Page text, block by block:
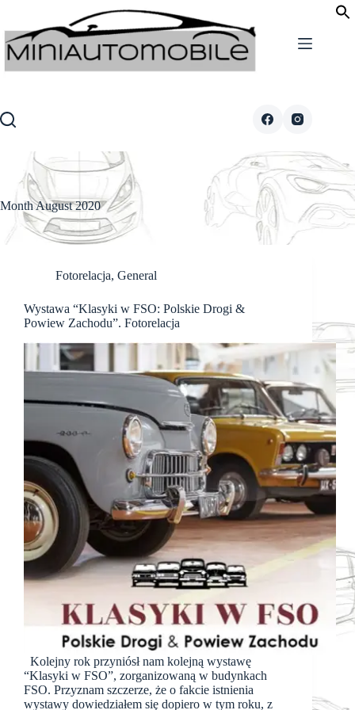
content
MonthAugust 2020
Fotorelacja, General
Wystawa “Klasyki w FSO: Polskie Drogi &
Powiew Zachodu”. Fotorelacja
Kolejny rok przyniósł nam kolejną wystawę
“Klasyki w FSO”, zorganizowaną w budynkach
FSO. Przyznam szczerze, że o fakcie istnienia
wystawy dowiedziałem się dopiero w tym roku, z